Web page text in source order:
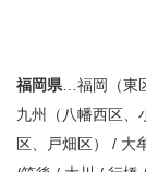
福岡県 …福岡（東
九州（八幡西区、
区、戸畑区） / 大